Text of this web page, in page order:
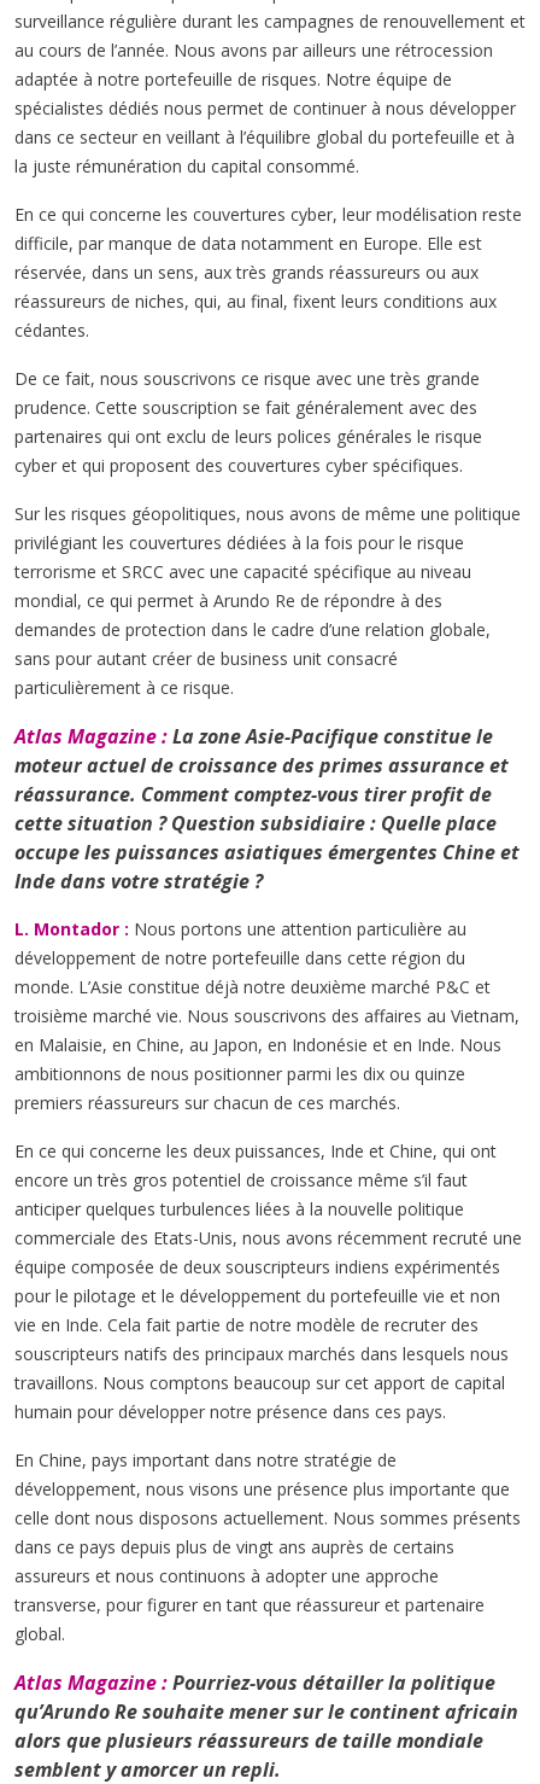
surveillance régulière durant les campagnes de renouvellement et
au cours de l’année. Nous avons par ailleurs une rétrocession
adaptée à notre portefeuille de risques. Notre équipe de
spécialistes dédiés nous permet de continuer à nous développer
dans ce secteur en veillant à l’équilibre global du portefeuille et à
la juste rémunération du capital consommé.
En ce qui concerne les couvertures cyber, leur modélisation reste
difficile, par manque de data notamment en Europe. Elle est
réservée, dans un sens, aux très grands réassureurs ou aux
réassureurs de niches, qui, au final, fixent leurs conditions aux
cédantes.
De ce fait, nous souscrivons ce risque avec une très grande
prudence. Cette souscription se fait généralement avec des
partenaires qui ont exclu de leurs polices générales le risque
cyber et qui proposent des couvertures cyber spécifiques.
Sur les risques géopolitiques, nous avons de même une politique
privilégiant les couvertures dédiées à la fois pour le risque
terrorisme et SRCC avec une capacité spécifique au niveau
mondial, ce qui permet à Arundo Re de répondre à des
demandes de protection dans le cadre d’une relation globale,
sans pour autant créer de business unit consacré
particulièrement à ce risque.
Atlas Magazine :La zone Asie-Pacifique constitue le
moteur actuel de croissance des primes assurance et
réassurance. Comment comptez-vous tirer profit de
cette situation ? Question subsidiaire : Quelle place
occupe les puissances asiatiques émergentes Chine et
Inde dans votre stratégie ?
L. Montador : Nous portons une attention particulière au
développement de notre portefeuille dans cette région du
monde. L’Asie constitue déjà notre deuxième marché P&C et
troisième marché vie. Nous souscrivons des affaires au Vietnam,
en Malaisie, en Chine, au Japon, en Indonésie et en Inde. Nous
ambitionnons de nous positionner parmi les dix ou quinze
premiers réassureurs sur chacun de ces marchés.
En ce qui concerne les deux puissances, Inde et Chine, qui ont
encore un très gros potentiel de croissance même s’il faut
anticiper quelques turbulences liées à la nouvelle politique
commerciale des Etats-Unis, nous avons récemment recruté une
équipe composée de deux souscripteurs indiens expérimentés
pour le pilotage et le développement du portefeuille vie et non
vie en Inde. Cela fait partie de notre modèle de recruter des
souscripteurs natifs des principaux marchés dans lesquels nous
travaillons. Nous comptons beaucoup sur cet apport de capital
humain pour développer notre présence dans ces pays.
En Chine, pays important dans notre stratégie de
développement, nous visons une présence plus importante que
celle dont nous disposons actuellement. Nous sommes présents
dans ce pays depuis plus de vingt ans auprès de certains
assureurs et nous continuons à adopter une approche
transverse, pour figurer en tant que réassureur et partenaire
global.
Atlas Magazine :Pourriez-vous détailler la politique
qu’Arundo Re souhaite mener sur le continent africain
alors que plusieurs réassureurs de taille mondiale
semblent y amorcer un repli.